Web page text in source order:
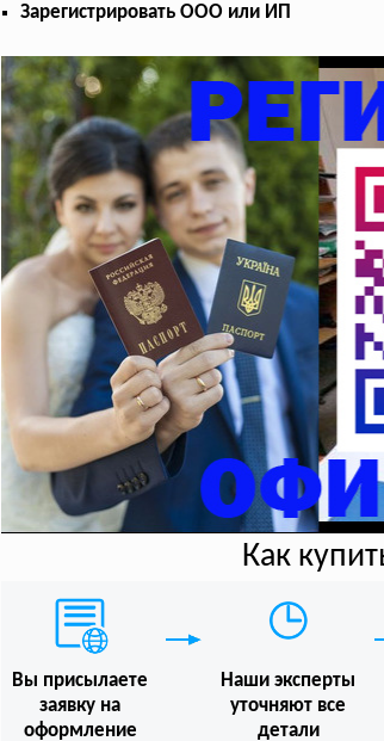
Зарегистрировать ООО или ИП
Как
Вы присылаете
заявку на
оформление
Наши эксперты
уточняют все
детали